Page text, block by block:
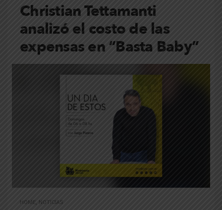
Christian Tettamanti
analizó el costo de las
expensas en “Basta Baby”
HOME, NOTICIAS